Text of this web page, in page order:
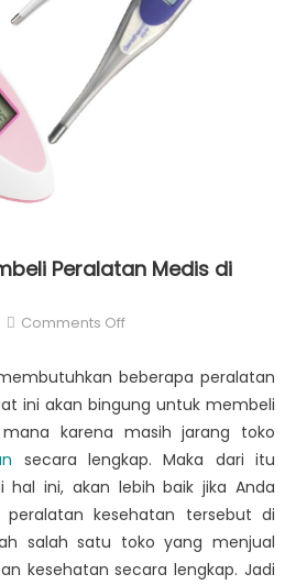
Peralatan Medis di
Comments Offon
Harus
Membeli
Peralatan
di
Medtek
beberapa peralatan
ini akan bingung untuk membeli
karena masih jarang toko
secara lengkap. Maka dari itu
hal ini, akan lebih baik jika Anda
kesehatan tersebut di
salah satu toko yang menjual
kesehatan secara lengkap. Jadi